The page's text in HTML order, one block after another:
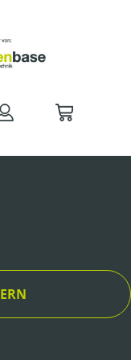
0 PRODUKTE AUF